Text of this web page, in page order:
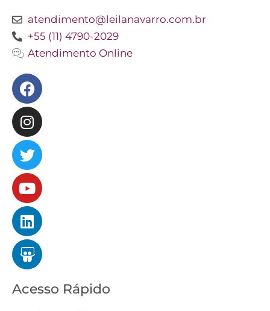
atendimento@leilanavarro.com.br
+55 (11) 4790-2029
Atendimento Online
Facebook
Instagram
Twitter
Youtube
Linkedin
Slideshare
Acesso Rápido